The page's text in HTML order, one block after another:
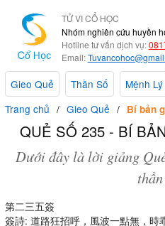
TỬ VI CỔ HỌC
Nhóm nghiên cứu huyền
Hotline tư vấn dịch vụ:
Email:
Gieo Quẻ Thần Số Mệnh Lý
Trang chủ
Gieo Quẻ Bí bản
QUẺ SỐ 235 - BÍ
Dưới đây là lời giảng
第二三五簽
簽詩: 道路狂招呼，風波一點無，時